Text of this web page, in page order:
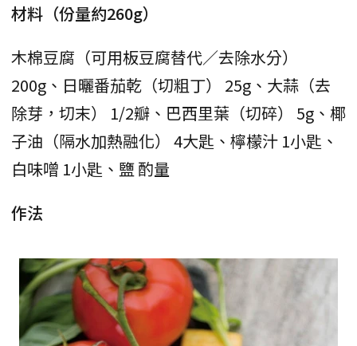
材料（份量約260g）
木棉豆腐（可用板豆腐替代／去除水分）
200g、日曬番茄乾（切粗丁） 25g、大蒜（去
除芽，切末） 1/2瓣、巴西里葉（切碎） 5g、椰
子油（隔水加熱融化） 4大匙、檸檬汁 1小匙、
白味噌 1小匙、鹽 酌量
作法